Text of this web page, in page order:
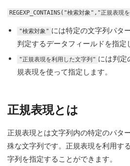
REGEXP_CONTAINS("検索対象","正規表現
"検索対象" には特定の文字列パタ
判定するデータフィールドを指定
"正規表現を利用した文字列" には判定
規表現を使って指定します。
正規表現とは
正規表現とは文字列内の特定のパタ
殊な文字列です。正規表現を利用す
字列を指定することができます。